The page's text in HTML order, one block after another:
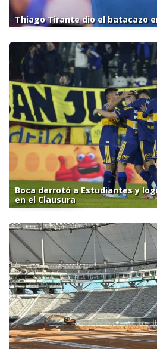
Thiago Tirante dio el batacazo
Boca derrotó a Estudiantes y
en el Clausura